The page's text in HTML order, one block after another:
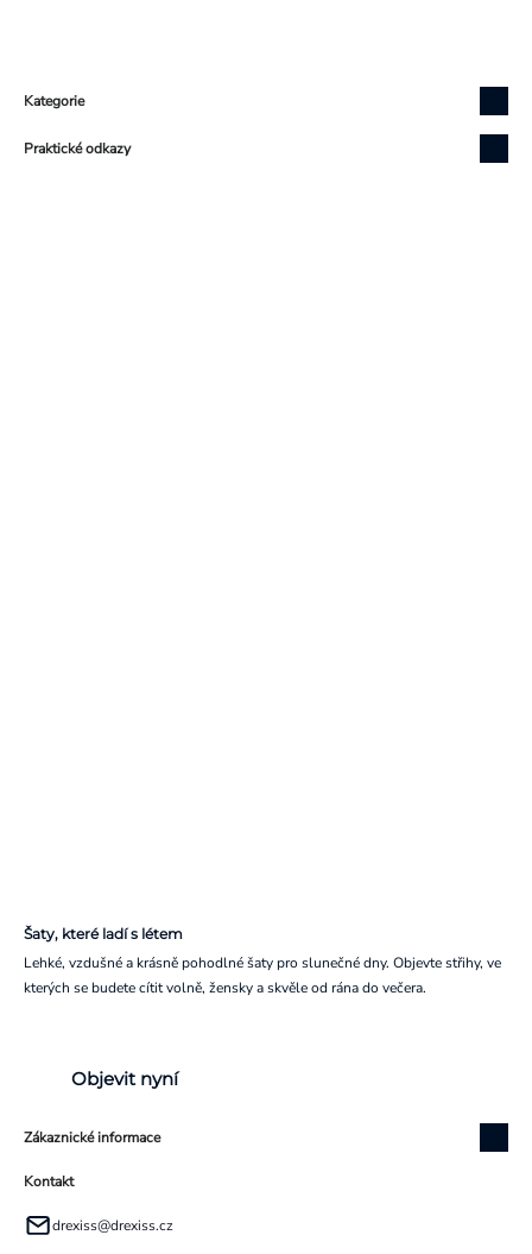
Kategorie
Praktické odkazy
Šaty, které ladí s létem
Lehké, vzdušné a krásně pohodlné šaty pro slunečné dny. Objevte střihy, ve
kterých se budete cítit volně, žensky a skvěle od rána do večera.
Objevit nyní
Zákaznické informace
Kontakt
drexiss@drexiss.cz